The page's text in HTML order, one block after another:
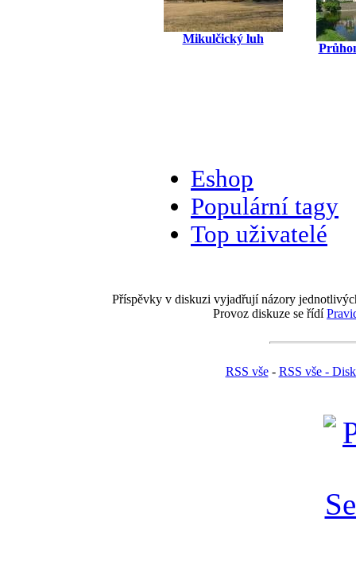
Mikulčický luh
Eshop
Populární tagy
Top uživatelé
Příspěvky v diskuzi vyjadřují názory
Provoz diskuze se řídí
RSS vše- RSS vše -